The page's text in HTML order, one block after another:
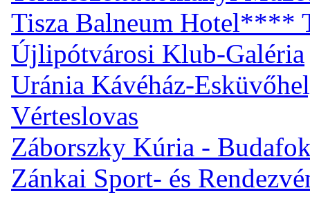
Tisza Balneum Hotel****
Újlipótvárosi Klub-Galéria
Uránia Kávéház-
Vérteslovas
Záborszky Kúria -
Zánkai Sport- és